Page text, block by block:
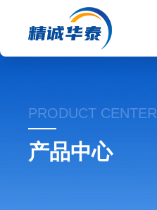
PRODUCT CENTER
产品中心